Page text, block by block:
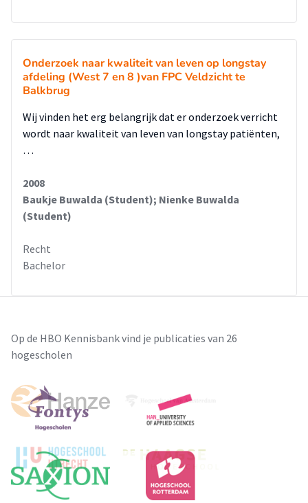
Onderzoek naar kwaliteit van leven op longstay
afdeling (West 7 en 8 )van FPC Veldzicht te
Balkbrug
Wij vinden het erg belangrijk dat er onderzoek verricht
wordt naar kwaliteit van leven van longstay patiënten,
…
2008
Baukje Buwalda (Student); Nienke Buwalda
(Student)
Recht
Bachelor
Op de HBO Kennisbank vind je publicaties van 26
hogescholen